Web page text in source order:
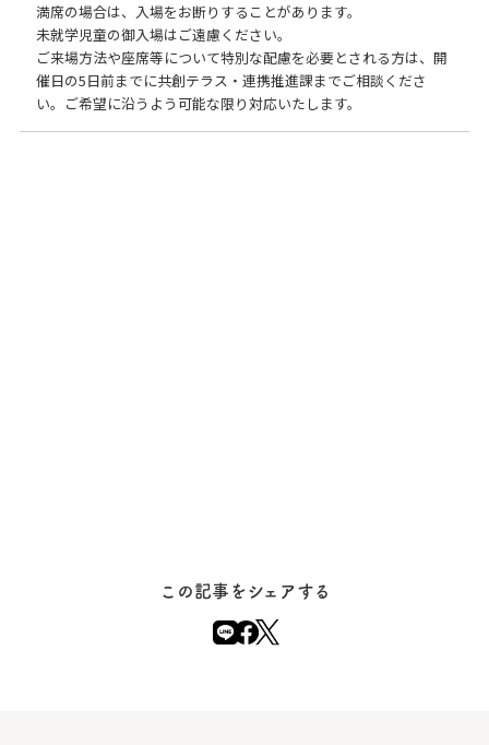
満席の場合は、入場をお断りすることがあります。
未就学児童の御入場はご遠慮ください。
ご来場方法や座席等について特別な配慮を必要とされる方は、開
催日の5日前までに共創テラス・連携推進課までご相談くださ
い。ご希望に沿うよう可能な限り対応いたします。
この記事をシェアする